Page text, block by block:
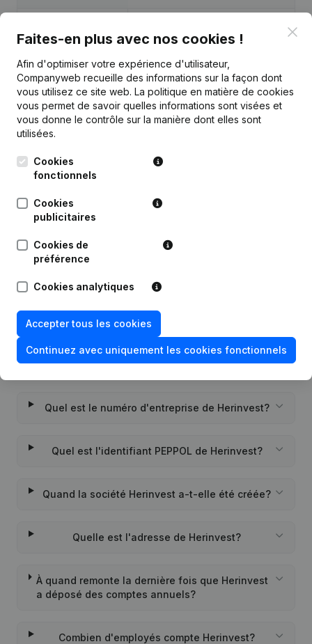
Capitaux propres €15 500 562
Marge brute €-11 083 €-44 332
Publicationsde Herinvest
Date
Rubrique Constitution (Nouvelle
Nominations
Questions fréquemment posées
Quel est le numéro d'entreprise de Herinvest?
Quel est l'identifiant PEPPOL de Herinvest?
Quand la société Herinvest a-t-elle été créée?
Quelle est l'adresse de Herinvest?
À quand remonte la dernière fois que Herinvest
a déposé des comptes annuels?
Combien d'employés compte Herinvest?
Faites-en plus avec nos cookies !
Afin d'optimiser votre expérience d'utilisateur,
Companyweb recueille des informations sur la façon dont
vous utilisez ce site web. La politique en matière de cookies
vous permet de savoir quelles informations sont visées et
vous donne le contrôle sur la manière dont elles sont
utilisées.
Cookies
fonctionnels
Cookies
publicitaires
Cookies de
préférence
Cookies analytiques
Accepter tous les cookies
Continuez avec uniquement les cookies fonctionnels